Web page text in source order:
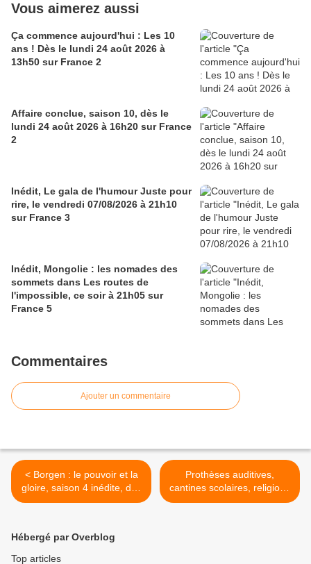
Vous aimerez aussi
Ça commence aujourd'hui : Les 10
ans ! Dès le lundi 24 août 2026 à
13h50 sur France 2
Affaire conclue, saison 10, dès le
lundi 24 août 2026 à 16h20 sur France
2
Inédit, Le gala de l'humour Juste pour
rire, le vendredi 07/08/2026 à 21h10
sur France 3
Inédit, Mongolie : les nomades des
sommets dans Les routes de
l'impossible, ce soir à 21h05 sur
France 5
Commentaires
Ajouter un commentaire
< Borgen : le pouvoir et la
gloire, saison 4 inédite, dès
ce soir à 20h55 sur Arte
Prothèses auditives,
cantines scolaires, religions
en Inde : ce soir à 21h10
Hébergé par Overblog
Top articles